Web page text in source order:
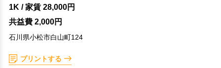
1K / 家賃 28,000円
共益費 2,000円
石川県小松市白山町124
プリントする